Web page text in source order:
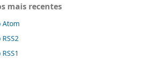
mais recentes